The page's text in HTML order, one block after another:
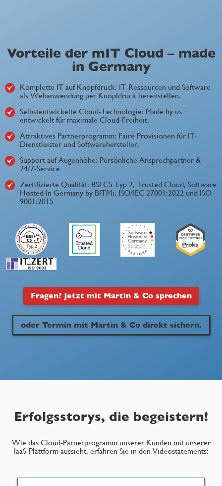
Vorteile der mIT Cloud – made
in Germany
Komplette IT auf Knopfdruck: IT-Ressourcen und Software
als Webanwendung per Knopfdruck bereitstellen.
Selbstentwickelte Cloud-Technologie: Made by us –
entwickelt für maximale Cloud-Freiheit.
Attraktives Partnerprogramm: Faire Provisionen für IT-
Dienstleister und Softwarehersteller.
Support auf Augenhöhe: Persönliche Ansprechpartner &
24/7-Service
Zertifizierte Qualität: BSI C5 Typ 2, Trusted Cloud, Software
Hosted In Germany by BITMi, ISO/IEC 27001:2022 und ISO
9001:2015
Fragen? Jetzt mit Martin & Co sprechen
oder Termin mit Martin & Co direkt sichern.
Erfolgsstorys, die begeistern!
Wie das Cloud-Parnerprogramm unserer Kunden mit unserer
IaaS-Plattform aussieht, erfahren Sie in den Videostatements: